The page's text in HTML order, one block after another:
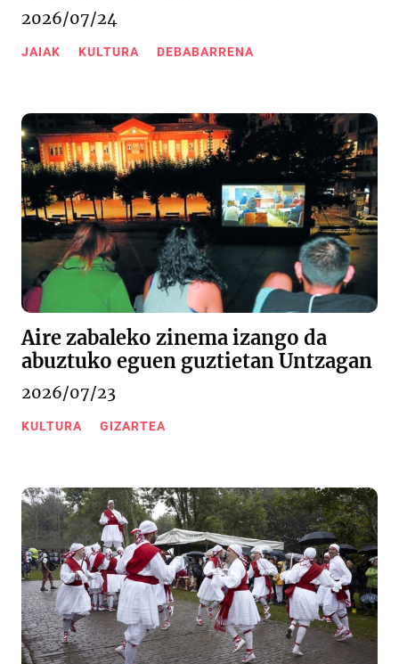
2026/07/24
JAIAK KULTURA DEBABARRENA
Aire zabaleko zinema izango da
abuztuko eguen guztietan Untzagan
2026/07/23
KULTURA GIZARTEA